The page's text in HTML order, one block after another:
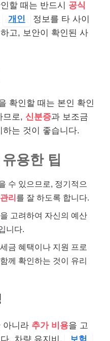
할 때는 반드시 공식
개인
정보를 타 사이
고, 보안이 확인된 사
확인할 때는 본인 확인
므로, 신분증과 보조금
는 것이 좋습니다.
용한 팁
수 있으므로, 정기적으
리를 잘 하도록 합니다.
고려하여 자신의 예산
니다.
금 혜택이나 지원 프로
께 확인하는 것이 유리
아니라 추가 비용을 고